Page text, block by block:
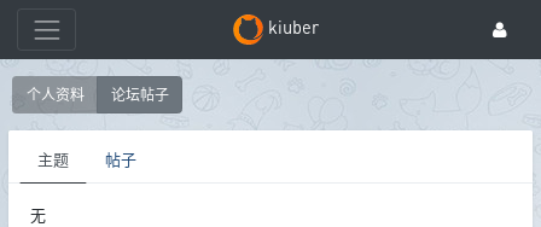
kiuber
个人资料 论坛帖子
主题 帖子
无